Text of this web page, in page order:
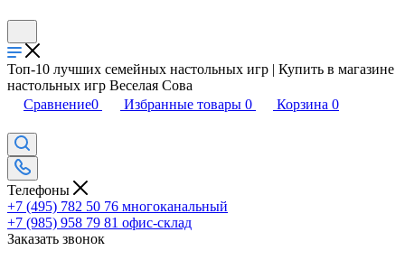
Топ-10 лучших семейных настольных игр | Купить в магазине
настольных игр Веселая Сова
Сравнение0 Избранные товары 0 Корзина 0
Телефоны
+7 (495) 782 50 76 многоканальный
+7 (985) 958 79 81 офис-склад
Заказать звонок